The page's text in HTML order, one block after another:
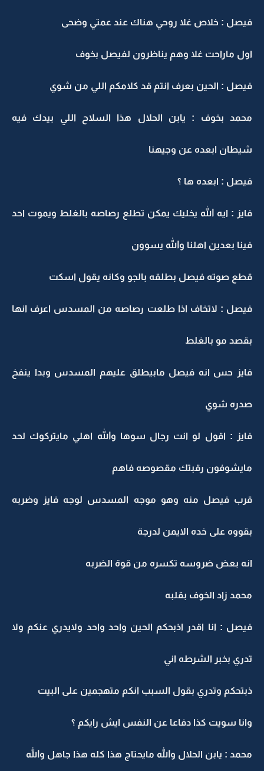
فيصل : خلاص غلا روحي هناك عند عمتي وضحى
اول ماراحت غلا وهم يناظرون لفيصل بخوف
فيصل : الحين بعرف انتم قد كلامكم اللي من شوي
محمد بخوف : يابن الحلال هذا السلاح اللي بيدك فيه
شيطان ابعده عن وجيهنا
فيصل : ابعده ها ؟
فايز : ايه الله يخليك يمكن تطلع رصاصه بالغلط ويموت احد
فينا بعدين اهلنا والله يسوون
قطع صوته فيصل بطلقه بالجو وكانه يقول اسكت
فيصل : لاتخاف اذا طلعت رصاصه من المسدس اعرف انها
بقصد مو بالغلط
فايز حس انه فيصل مابيطلق عليهم المسدس وبدا ينفخ
صدره شوي
فايز : اقول لو انت رجال سوها والله اهلي مايتركوك لحد
مايشوفون رقبتك مقصوصه فاهم
قرب فيصل منه وهو موجه المسدس لوجه فايز وضربه
بقووه على خده الايمن لدرجة
انه بعض ضروسه تكسره من قوة الضربه
محمد زاد الخوف بقلبه
فيصل : انا اقدر اذبحكم الحين واحد واحد ولايدري عنكم ولا
تدري بخبر الشرطه اني
ذبتحكم وتدري بقول السبب انكم متهجمين على البيت
وانا سويت كذا دفاعا عن النفس ايش رايكم ؟
محمد : يابن الحلال والله مايحتاج هذا كله هذا جاهل والله